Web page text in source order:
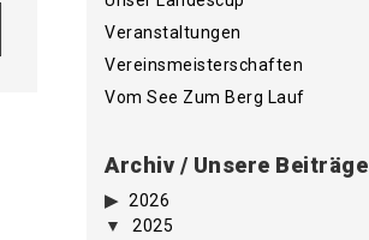
Veranstaltungen
Vereinsmeisterschaften
Vom See Zum Berg Lauf
Archiv / Unsere Beiträge
2026
2025